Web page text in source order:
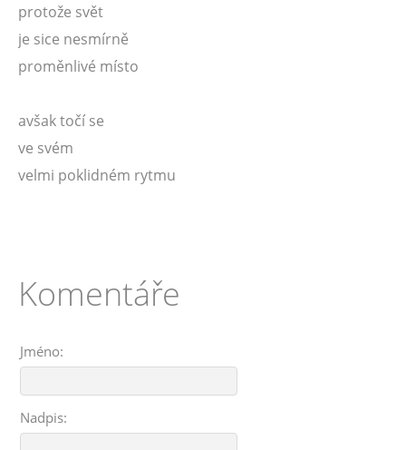
protože svět
je sice nesmírně
proměnlivé místo
avšak točí se
ve svém
velmi poklidném rytmu
Komentáře
Jméno:
Nadpis: